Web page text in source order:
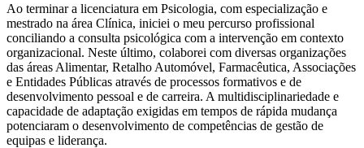
Ao terminar a licenciatura em Psicologia, com especialização e
mestrado na área Clínica, iniciei o meu percurso profissional
conciliando a consulta psicológica com a intervenção em contexto
organizacional. Neste último, colaborei com diversas organizações
das áreas Alimentar, Retalho Automóvel, Farmacêutica, Associações
e Entidades Públicas através de processos formativos e de
desenvolvimento pessoal e de carreira. A multidisciplinariedade e
capacidade de adaptação exigidas em tempos de rápida mudança
potenciaram o desenvolvimento de competências de gestão de
equipas e liderança.